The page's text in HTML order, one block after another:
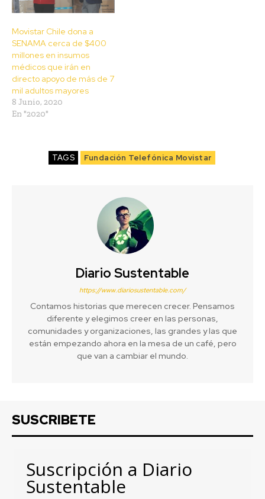
Movistar Chile dona a
SENAMA cerca de $400
millones en insumos
médicos que irán en
directo apoyo de más de 7
mil adultos mayores
8 Junio, 2020
En "2020"
TAGS Fundación Telefónica Movistar
Diario Sustentable
https://www.diariosustentable.com/
Contamos historias que merecen crecer. Pensamos
diferente y elegimos creer en las personas,
comunidades y organizaciones, las grandes y las que
están empezando ahora en la mesa de un café, pero
que van a cambiar el mundo.
SUSCRIBETE
Suscripción a Diario
Sustentable